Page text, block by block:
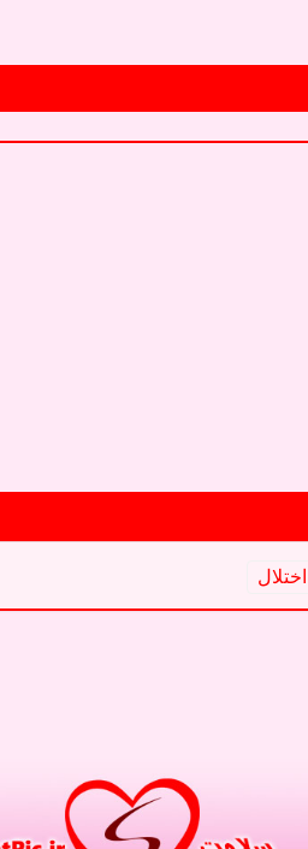
اختلال